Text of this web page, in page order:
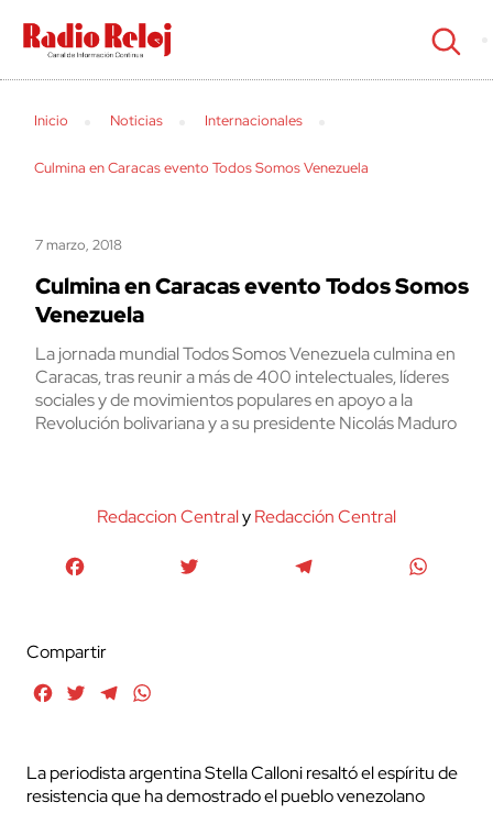
cerrar
Inicio Noticias Internacionales
Culmina en Caracas evento Todos Somos Venezuela
7 marzo, 2018
Culmina en Caracas evento Todos Somos
Venezuela
La jornada mundial Todos Somos Venezuela culmina en
Caracas, tras reunir a más de 400 intelectuales, líderes
sociales y de movimientos populares en apoyo a la
Revolución bolivariana y a su presidente Nicolás Maduro
Redaccion CentralyRedacción Central
Compartir
FacebookTwitterTelegram
La periodista argentina Stella Calloni resaltó el espíritu de
resistencia que ha demostrado el pueblo venezolano